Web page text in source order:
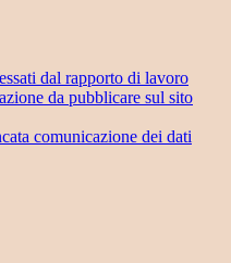
dal rapporto di lavoro
da pubblicare sul sito
comunicazione dei dati